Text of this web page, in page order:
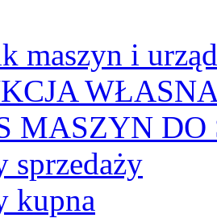
maszyn i
MASZYN DO
sprzedaży
kupna